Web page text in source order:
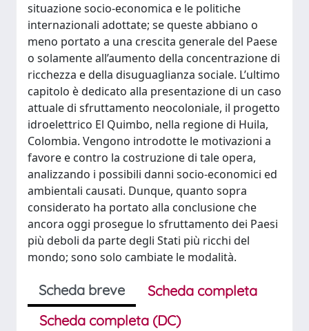
situazione socio-economica e le politiche
internazionali adottate; se queste abbiano o
meno portato a una crescita generale del Paese
o solamente all’aumento della concentrazione di
ricchezza e della disuguaglianza sociale. L’ultimo
capitolo è dedicato alla presentazione di un caso
attuale di sfruttamento neocoloniale, il progetto
idroelettrico El Quimbo, nella regione di Huila,
Colombia. Vengono introdotte le motivazioni a
favore e contro la costruzione di tale opera,
analizzando i possibili danni socio-economici ed
ambientali causati. Dunque, quanto sopra
considerato ha portato alla conclusione che
ancora oggi prosegue lo sfruttamento dei Paesi
più deboli da parte degli Stati più ricchi del
mondo; sono solo cambiate le modalità.
Scheda breve
Scheda completa
Scheda completa (DC)